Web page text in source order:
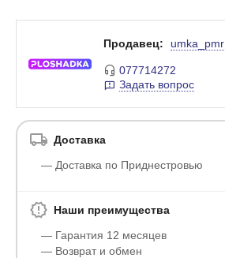
Продавец: umka_pmr
077714272
Задать вопрос
Доставка
— Доставка по Приднестровью
Наши преимущества
— Гарантия 12 месяцев
— Возврат и обмен